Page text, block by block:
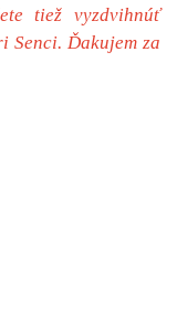
tiež vyzdvihnúť
Ďakujem za